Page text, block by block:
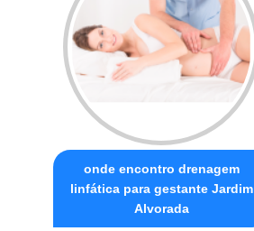
onde encontro drenagem
linfática para gestante Jardim
Alvorada